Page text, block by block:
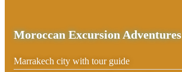
Moroccan Excursion Adventures
Marrakech city with tour guide